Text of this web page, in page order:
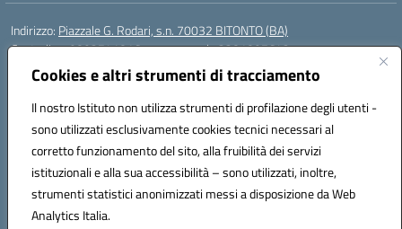
Cookies e altri strumenti di tracciamento
Il nostro Istituto non utilizza strumenti di profilazione degli utenti -
sono utilizzati esclusivamente cookies tecnici necessari al
corretto funzionamento del sito, alla fruibilità dei servizi
istituzionali e alla sua accessibilità – sono utilizzati, inoltre,
strumenti statistici anonimizzati messi a disposizione da Web
Analytics Italia.
Indirizzo: Piazzale G. Rodari, s.n. 70032 BITONTO (BA)
Centralino:0803741816 - corso serale 3381807642
Email: BATD220004@istruzione.it
Posta elettronica certificata (PEC):batd220004@pec.istruzione.it
Codice meccanografico:BATD220004
Codice Indice delle Pubbliche Amministrazioni (IPA): itcvg
Codice unico di fatturazione (CUF): UFIJVU
la scuola è raggiungibile anche al numero: ☎️ 3520316918